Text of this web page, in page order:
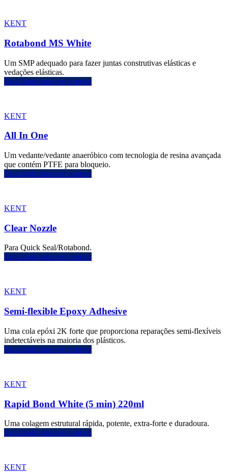
KENT
Rotabond MS White
Um SMP adequado para fazer juntas construtivas elásticas e
vedações elásticas.
Faça login para ver o preço
KENT
All In One
Um vedante/vedante anaeróbico com tecnologia de resina avançada
que contém PTFE para bloqueio.
Faça login para ver o preço
KENT
Clear Nozzle
Para Quick Seal/Rotabond.
Faça login para ver o preço
KENT
Semi-flexible Epoxy Adhesive
Uma cola epóxi 2K forte que proporciona reparações semi-flexíveis
indetectáveis na maioria dos plásticos.
Faça login para ver o preço
KENT
Rapid Bond White (5 min) 220ml
Uma colagem estrutural rápida, potente, extra-forte e duradoura.
Faça login para ver o preço
KENT